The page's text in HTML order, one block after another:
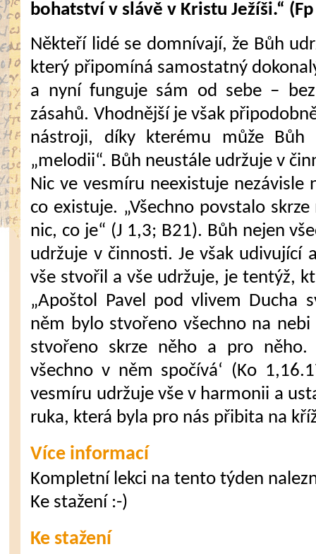
bohatství v slávě v Kristu Ježíši.“
Někteří lidé se domnívají, že Bůh
který připomíná samostatný
a nyní funguje sám od sebe –
zásahů. Vhodnější je však
nástroji, díky kterému může Bůh
„melodii“. Bůh neustále udržuje v
Nic ve vesmíru neexistuje nezávisle
co existuje. „Všechno povstalo
nic, co je“ (J 1,3; B21). Bůh nejen
udržuje v činnosti. Je však udivující
vše stvořil a vše udržuje, je tentýž,
„Apoštol Pavel pod vlivem Ducha
něm bylo stvořeno všechno na
stvořeno skrze něho a pro něho.
všechno v něm spočívá‘ (Ko
vesmíru udržuje vše v harmonii a
ruka, která byla pro nás přibita na
Více informací
Kompletní lekci na tento týden
Ke stažení :-)
Ke stažení